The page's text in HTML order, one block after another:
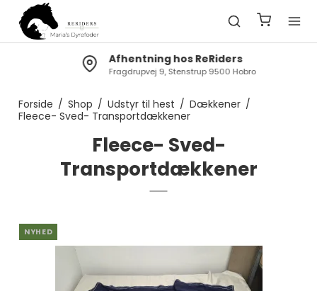
Afhentning hos ReRiders
Fragdrupvej 9, Stenstrup 9500 Hobro
Forside / Shop / Udstyr til hest / Dækkener /
Fleece- Sved- Transportdækkener
Fleece- Sved-
Transportdækkener
NYHED